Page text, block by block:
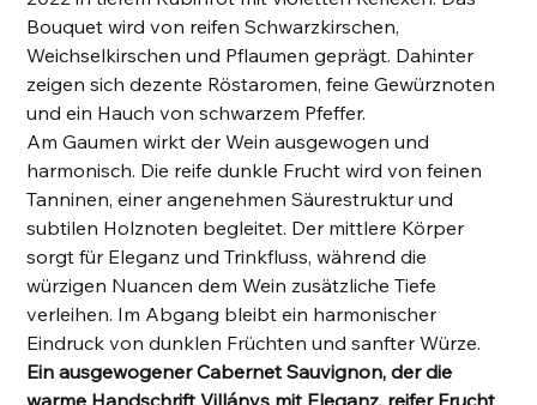
Bouquet wird von reifen Schwarzkirschen,
Weichselkirschen und Pflaumen geprägt. Dahinter
zeigen sich dezente Röstaromen, feine Gewürznoten
und ein Hauch von schwarzem Pfeffer.
Am Gaumen wirkt der Wein ausgewogen und
harmonisch. Die reife dunkle Frucht wird von feinen
Tanninen, einer angenehmen Säurestruktur und
subtilen Holznoten begleitet. Der mittlere Körper
sorgt für Eleganz und Trinkfluss, während die
würzigen Nuancen dem Wein zusätzliche Tiefe
verleihen. Im Abgang bleibt ein harmonischer
Eindruck von dunklen Früchten und sanfter Würze.
Ein ausgewogener Cabernet Sauvignon, der die